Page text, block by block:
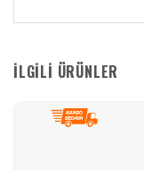
İLGILI ÜRÜNLER